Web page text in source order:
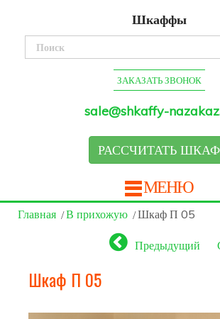
Шкаффы
ЗАКАЗАТЬ ЗВОНОК
sale@shkaffy-
РАССЧИТАТЬ ШКАФ
МЕНЮ
Главная В прихожую Шкаф П 05
Предыдущий
Шкаф П 05